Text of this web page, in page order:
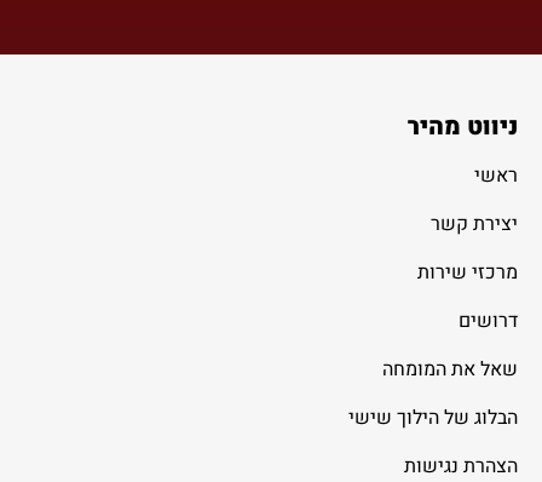
ניווט מהיר
ראשי
יצירת קשר
מרכזי שירות
דרושים
שאל את המומחה
הבלוג של הילוך שישי
הצהרת נגישות